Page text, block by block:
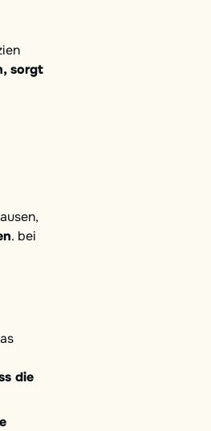
sorgt
. bei
die